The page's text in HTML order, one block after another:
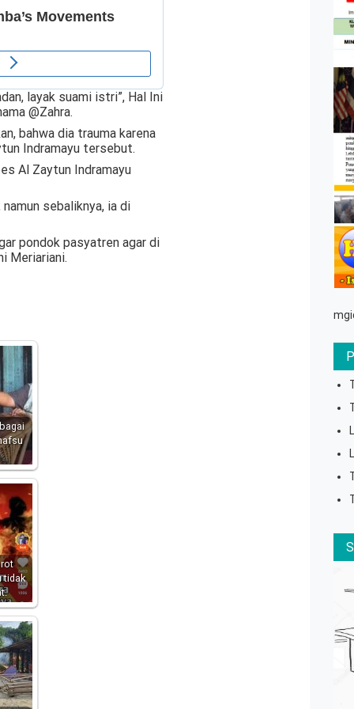
layak suami istri”, Hal Ini
@Zahra.
bahwa dia trauma karena
Indramayu tersebut.
Al Zaytun Indramayu
sebaliknya, ia di
pondok pasyatren agar di
Meriariani.
tidak